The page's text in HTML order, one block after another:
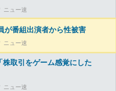
ニュー速
が番組出演者から性被害
ニュー速
株取引をゲーム感覚にした
ニュー速